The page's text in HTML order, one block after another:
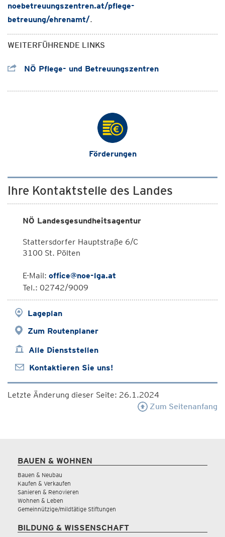
noebetreuungszentren.at/pflege-
betreuung/ehrenamt/.
WEITERFÜHRENDE LINKS
NÖ Pflege- und Betreuungszentren
Förderungen
Ihre Kontaktstelle des Landes
NÖ Landesgesundheitsagentur
Stattersdorfer Hauptstraße 6/C
3100 St. Pölten
E-Mail: office@noe-lga.at
Tel.: 02742/9009
Lageplan
Zum Routenplaner
Alle Dienststellen
Kontaktieren Sie uns!
Letzte Änderung dieser Seite: 26.1.2024
Zum Seitenanfang
BAUEN & WOHNEN
Bauen & Neubau
Kaufen & Verkaufen
Sanieren & Renovieren
Wohnen & Leben
Gemeinnützige/mildtätige Stiftungen
BILDUNG & WISSENSCHAFT